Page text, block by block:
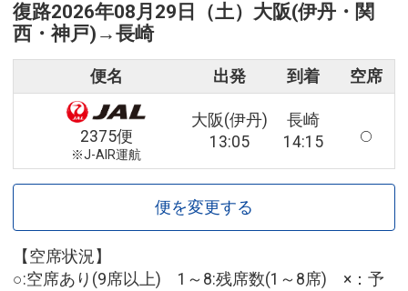
復路2026年08月29日（土） 大阪(伊丹・関
西・神戸) →長崎
便名 出発 到着 空席
2375便
※J-AIR運航
大阪(伊丹)
13:05
長崎
14:15
便を変更する
【空席状況】
○:空席あり(9席以上) 1～8:残席数(1～8席) ×：予